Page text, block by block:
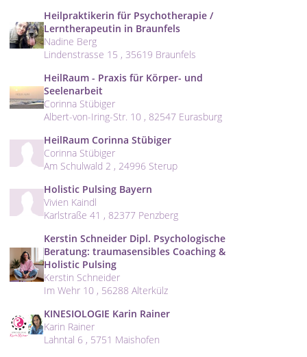
Heilpraktikerin für Psychotherapie /
Lerntherapeutin in Braunfels
Nadine Berg
Lindenstrasse 15 , 35619 Braunfels
HeilRaum - Praxis für Körper- und
Seelenarbeit
Corinna Stübiger
Albert-von-Iring-Str. 10 , 82547 Eurasburg
HeilRaum Corinna Stübiger
Corinna Stübiger
Am Schulwald 2 , 24996 Sterup
Holistic Pulsing Bayern
Vivien Kaindl
Karlstraße 41 , 82377 Penzberg
Kerstin Schneider Dipl. Psychologische
Beratung: traumasensibles Coaching &
Holistic Pulsing
Kerstin Schneider
Im Wehr 10 , 56288 Alterkülz
KINESIOLOGIE Karin Rainer
Karin Rainer
Lahntal 6 , 5751 Maishofen